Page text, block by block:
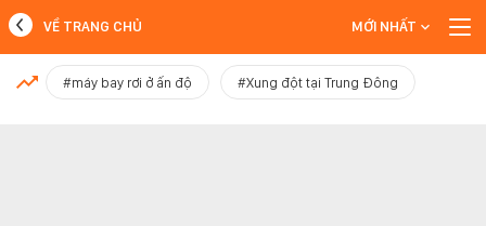
MỚI NHẤT
VỀ TRANG CHỦ MỚI NHẤT
#máy bay rơi ở ấn độ #Xung đột tại Trung Đông